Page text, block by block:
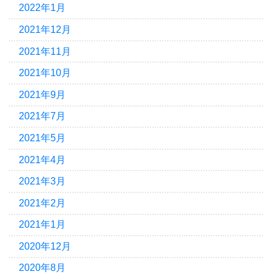
2022年1月
2021年12月
2021年11月
2021年10月
2021年9月
2021年7月
2021年5月
2021年4月
2021年3月
2021年2月
2021年1月
2020年12月
2020年8月